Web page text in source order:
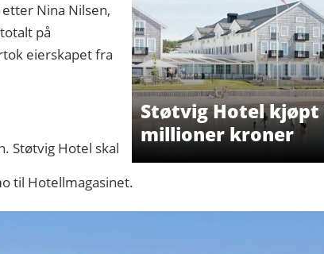
Støtvig Hotel kjøpt
millioner kroner
Nina Nilsen,
på
eierskapet fra
Støtvig Hotel skal
til Hotellmagasinet.